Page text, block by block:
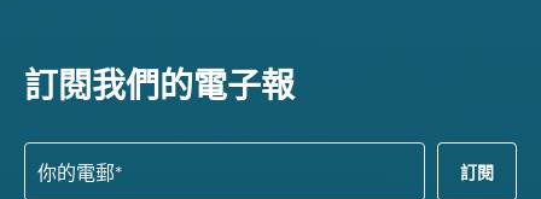
訂閱我們的電子報